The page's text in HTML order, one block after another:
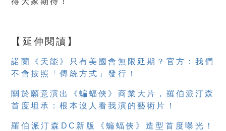
【延伸閱讀】
諾蘭《天能》只有美國會無限延期？官方：我們
不會按照「傳統方式」發行！
關於願意演出《蝙蝠俠》商業大片，羅伯派汀森
首度坦承：根本沒人看我演的藝術片！
羅伯派汀森DC新版《蝙蝠俠》造型首度曝光！